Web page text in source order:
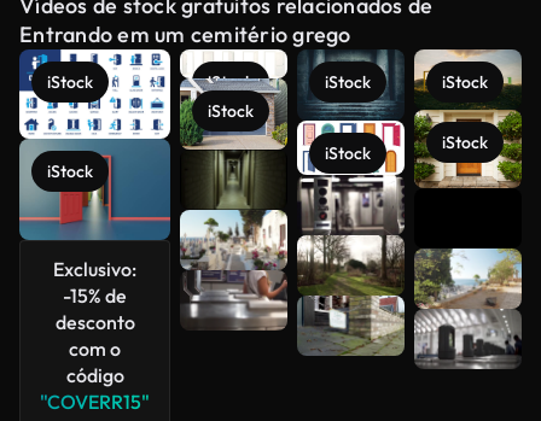
Entrando em um cemitério grego
iStock
iStock
Exclusivo:
-15% de
desconto
com o
código
"COVERR15"
iStock
iStock
iStock
iStock
iStock
iStock